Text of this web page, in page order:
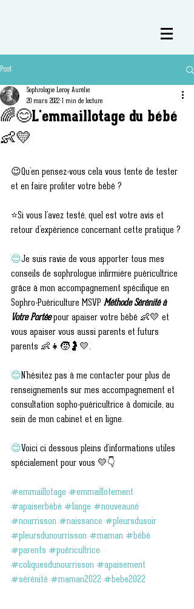
Post
🌈😊L'emmaillotage du bébé
👶💛
Sophrologie Leroy Aurélie
20 mars 2022 1 min de lecture
😉Qu’en pensez-vous cela vous tente de tester
et en faire profiter votre bébé ?
⭐Si vous l'avez testé, quel est votre avis et
retour d’expérience concernant cette pratique ?
😊Je suis ravie de vous apporter tous mes
conseils de sophrologue infirmière puéricultrice
grâce à mon accompagnement spécifique en
Sophro-Puériculture MSVP Méthode Sérénité à
Votre Portée pour apaiser votre bébé 👶💛 et
vous apaiser vous aussi parents et futurs
parents 👶👧🧒🤰💛.
😊N’hésitez pas à me contacter pour plus de
renseignements sur mes accompagnement et
consultation sopho-puéricultrice à domicile, au
sein de mon cabinet et en ligne.
😊Voici ci dessous pleins d'informations utiles
spécialement pour vous 💛👇
#emmaillotage #emmaillotement
#apaiserbébé #lange #nouveauné
#nourrisson #naissance #pleursdusoir
#pleursdunourrisson #maman #bébé
#parents #puéricultrice
#coliquesdunourrisson #apaisement
#sérénité #maman2022 #bebe2022